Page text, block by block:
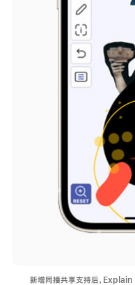
新增同播共享支持后，